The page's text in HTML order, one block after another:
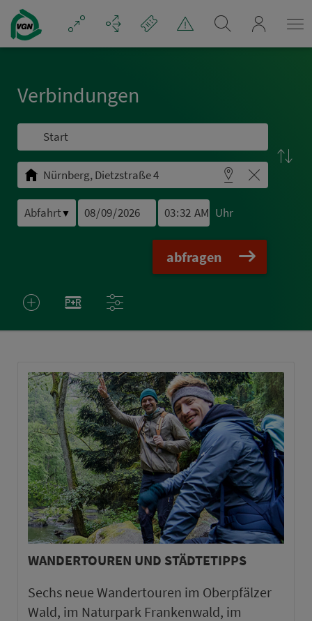
Navigation überspringen
Ver­bin­dungen
▼ Uhr
abfragen
WANDERTOUREN UND STÄDTETIPPS
Sechs neue Wandertouren im Oberpfälzer
Wald, im Naturpark Frankenwald, im